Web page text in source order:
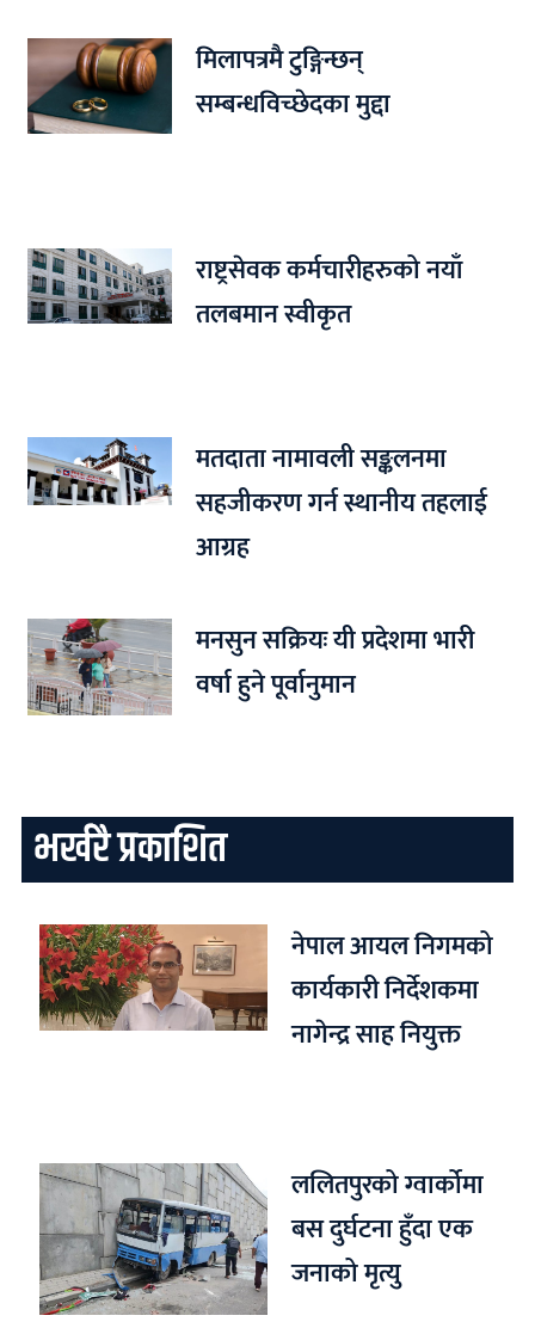
मिलापत्रमै टुङ्गिन्छन्
सम्बन्धविच्छेदका मुद्दा
राष्ट्रसेवक कर्मचारीहरुको नयाँ
तलबमान स्वीकृत
मतदाता नामावली सङ्कलनमा
सहजीकरण गर्न स्थानीय तहलाई
आग्रह
मनसुन सक्रियः यी प्रदेशमा भारी
वर्षा हुने पूर्वानुमान
भर्खरै प्रकाशित
नेपाल आयल निगमको
कार्यकारी निर्देशकमा
नागेन्द्र साह नियुक्त
ललितपुरको ग्वार्कोमा
बस दुर्घटना हुँदा एक
जनाको मृत्यु